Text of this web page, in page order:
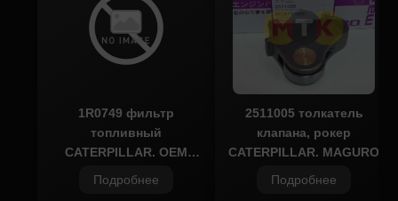
1R0749 фильтр
топливный
CATERPILLAR, OEM
Подробнее
2511005 толкатель
клапана, рокер
CATERPILLAR, MAGURO
Подробнее